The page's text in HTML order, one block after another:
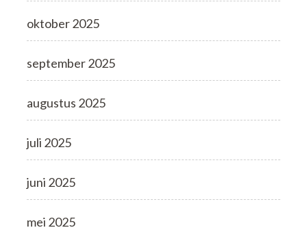
oktober 2025
september 2025
augustus 2025
juli 2025
juni 2025
mei 2025